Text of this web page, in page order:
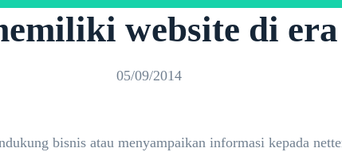
website di
05/09/2014
bisnis atau menyampaikan informasi kepada